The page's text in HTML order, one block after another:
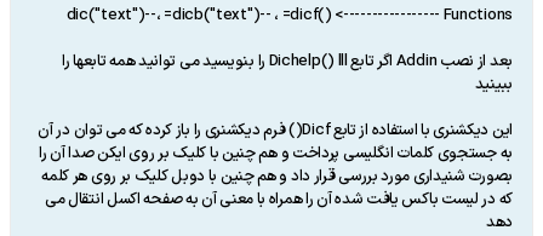
dic("text")--، =dicb("text")-- ، =dicf() <----------------- Functions
بعد از نصب Addin اگر تابع Dichelp() lll را بنویسید می توانید همه تابعها را
ببینید
این دیکشنری با استفاده از تابع Dicf() فرم دیکشنری را باز کرده که می توان در آن
به جستجوی کلمات انگلیسی پرداخت و هم چنین با کلیک بر روی ایکن صدا آن را
بصورت شنیداری مورد بررسی قرار داد و هم چنین با دوبل کلیک بر روی هر کلمه
که در لیست باکس یافت شده آن را همراه با معنی آن به صفحه اکسل انتقال می
دهد